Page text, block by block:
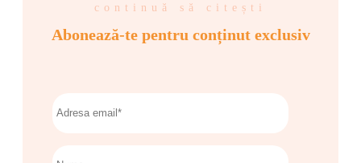
continuă să citești
Abonează-te pentru conținut exclusiv